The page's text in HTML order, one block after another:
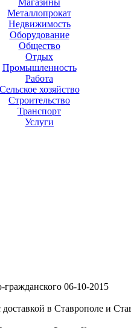
Металлопрокат
Недвижимость
Оборудование
Общество
Отдых
Промышленность
Работа
Сельское хозяйство
Строительство
Транспорт
Услуги
06-10-2015
в Ставрополе и